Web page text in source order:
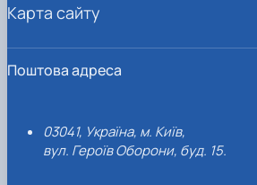
Поштова адреса
03041, Україна, м. Київ,
вул. Героїв Оборони, буд. 15.
Карта сайту